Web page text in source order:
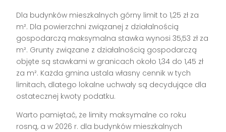
Dla budynków mieszkalnych górny limit to 1,25 zł za
m². Dla powierzchni związanej z działalnością
gospodarczą maksymalna stawka wynosi 35,53 zł za
m². Grunty związane z działalnością gospodarczą
objęte są stawkami w granicach około 1,34 do 1,45 zł
za m². Każda gmina ustala własny cennik w tych
limitach, dlatego lokalne uchwały są decydujące dla
ostatecznej kwoty podatku.
Warto pamiętać, że limity maksymalne co roku
rosną, a w 2026 r. dla budynków mieszkalnych